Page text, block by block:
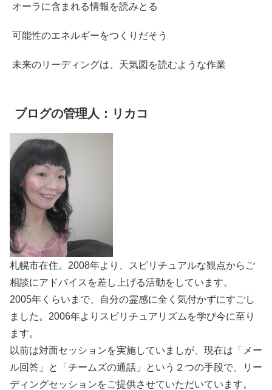
オーラに含まれる情報を読みとる
可能性のエネルギーをつくりだそう
未来のリーディングは、天気図を読むような作業
ブログの管理人：リカコ
札幌市在住。2008年より、スピリチュアルな観点からご
相談にアドバイスを差し上げる活動をしています。
2005年くらいまで、自分の霊感に全く気付かずにすごし
ました。2006年よりスピリチュアリズムを学び今に至り
ます。
以前は対面セッションを実施していましが、現在は「メー
ル回答」と「チームズの通話」という２つの手段で、リー
ディングセッションをご提供させていただいています。